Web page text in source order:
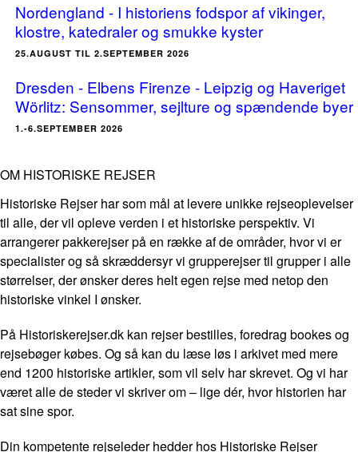
Nordengland - I historiens fodspor af vikinger,
klostre, katedraler og smukke kyster
25.AUGUST TIL 2.SEPTEMBER 2026
Dresden - Elbens Firenze - Leipzig og Haveriget
Wörlitz: Sensommer, sejlture og spændende byer
1.-6.SEPTEMBER 2026
OM HISTORISKE REJSER
Historiske Rejser har som mål at levere unikke rejseoplevelser
til alle, der vil opleve verden i et historiske perspektiv. Vi
arrangerer pakkerejser på en række af de områder, hvor vi er
specialister og så skræddersyr vi grupperejser til grupper i alle
størrelser, der ønsker deres helt egen rejse med netop den
historiske vinkel I ønsker.
På Historiskerejser.dk kan rejser bestilles, foredrag bookes og
rejsebøger købes. Og så kan du læse løs i arkivet med mere
end 1200 historiske artikler, som vil selv har skrevet. Og vi har
været alle de steder vi skriver om – lige dér, hvor historien har
sat sine spor.
Din kompetente rejseleder hedder hos Historiske Rejser